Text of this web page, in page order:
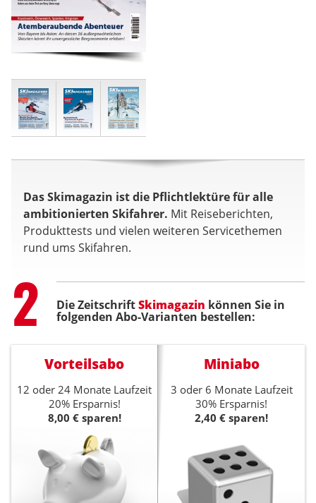
Das Skimagazin ist die Pflichtlektüre für alle
ambitionierten Skifahrer. Mit Reiseberichten,
Produkttests und vielen weiteren Servicethemen
rund ums Skifahren.
Step
2 Die ZeitschriftSkimagazin können Sie in
folgenden Abo-Varianten bestellen:
Vorteilsabo
12 oder 24 Monate Laufzeit
20% Ersparnis!
8,00 € sparen!
Miniabo
3 oder 6 Monate Laufzeit
30% Ersparnis!
2,40 € sparen!